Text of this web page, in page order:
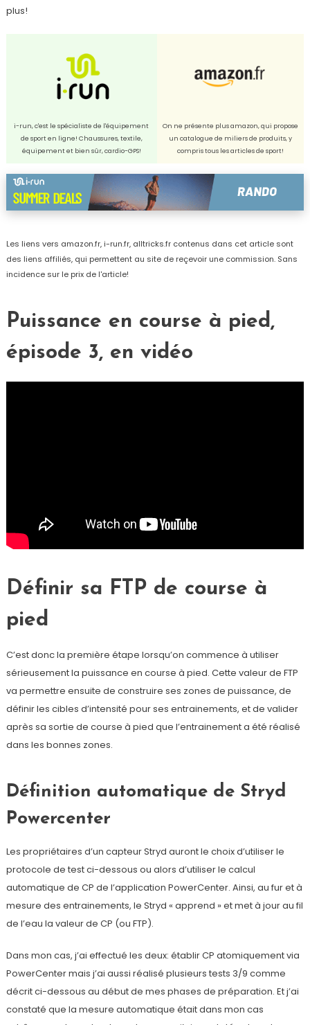
plus!
i-run, c'est le spécialiste de l'équipement
de sport en ligne! Chaussures, textile,
équipement et bien sûr, cardio-GPS!
On ne présente plus amazon, qui propose
un catalogue de miliers de produits, y
compris tous les articles de sport!
Les liens vers amazon.fr, i-run.fr, alltricks.fr contenus dans cet article sont
des liens affiliés, qui permettent au site de reçevoir une commission. Sans
incidence sur le prix de l'article!
Puissance en course à pied,
épisode 3, en vidéo
Définir sa FTP de course à
pied
C’est donc la première étape lorsqu’on commence à utiliser
sérieusement la puissance en course à pied. Cette valeur de FTP
va permettre ensuite de construire ses zones de puissance, de
définir les cibles d’intensité pour ses entrainements, et de valider
après sa sortie de course à pied que l’entrainement a été réalisé
dans les bonnes zones.
Définition automatique de Stryd
Powercenter
Les propriétaires d’un capteur Stryd auront le choix d’utiliser le
protocole de test ci-dessous ou alors d’utiliser le calcul
automatique de CP de l’application PowerCenter. Ainsi, au fur et à
mesure des entrainements, le Stryd « apprend » et met à jour au fil
de l’eau la valeur de CP (ou FTP).
Dans mon cas, j’ai effectué les deux: établir CP atomiquement via
PowerCenter mais j’ai aussi réalisé plusieurs tests 3/9 comme
décrit ci-dessous au début de mes phases de préparation. Et j’ai
constaté que la mesure automatique était dans mon cas